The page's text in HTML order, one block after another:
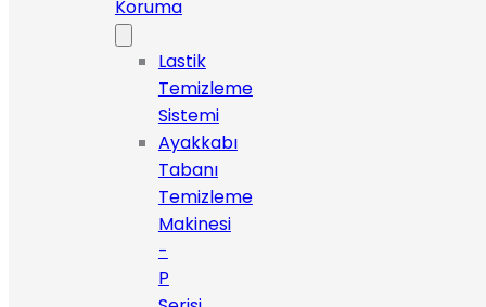
Koruma
Lastik
Temizleme
Sistemi
Ayakkabı
Tabanı
Temizleme
Makinesi
-
P